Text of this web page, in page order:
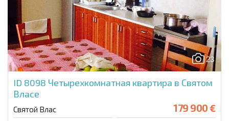
23
ID 8098 Четырехкомнатная квартира в Святом
Власе
Святой Влас 179 900 €